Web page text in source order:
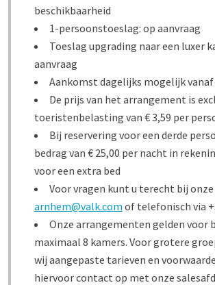
beschikbaarheid
1-persoonstoeslag: op aanvraag
Toeslag upgrading naar een luxer
aanvraag
Aankomst dagelijks mogelijk vanaf
De prijs van het arrangement is
toeristenbelasting van € 3,59 per
Bij reservering voor een derde
bedrag van € 25,00 per nacht in
voor een extra bed
Voor vragen kunt u terecht bij
arnhem@valk.com of telefonisch via
Onze arrangementen gelden voor
maximaal 8 kamers. Voor grotere
wij aangepaste tarieven en
hiervoor contact op met onze